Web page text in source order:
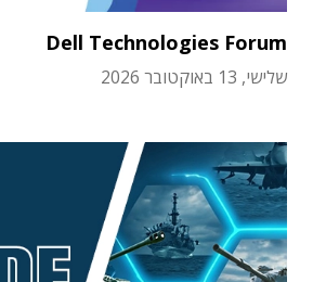
Dell Technologies Forum
שלישי, 13 באוקטובר 2026